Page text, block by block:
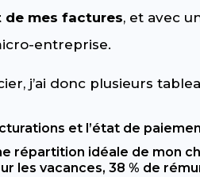
de mes factures, et avec
entreprise.
j’ai donc plusieurs
et l’état de
répartition idéale de mon
les vacances, 38 % de